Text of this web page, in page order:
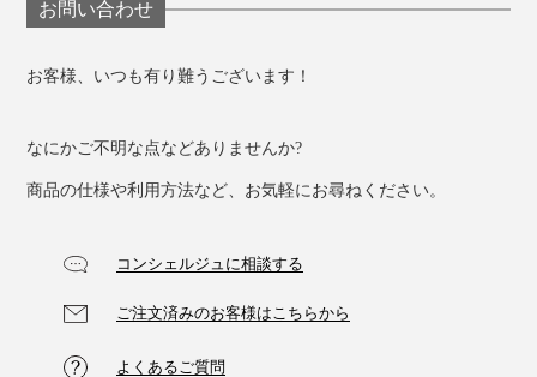
お問い合わせ
お客様、いつも有り難うございます！
なにかご不明な点などありませんか?
商品の仕様や利用方法など、お気軽にお尋ねください。
コンシェルジュに相談する
ご注文済みのお客様はこちらから
よくあるご質問